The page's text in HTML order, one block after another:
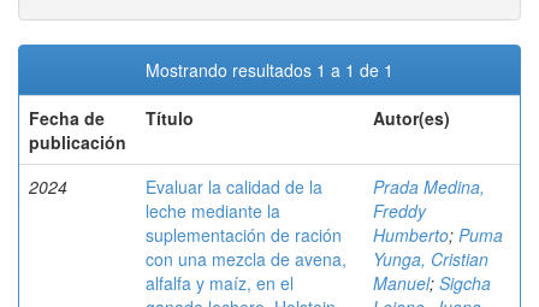
Mostrando resultados 1 a 1 de 1
Fecha de
publicación
Título Autor(es)
2024
Evaluar la calidad de la
leche mediante la
suplementación de ración
con una mezcla de avena,
alfalfa y maíz, en el
Prada Medina,
Freddy
Humberto; Puma
Yunga, Cristian
Manuel; Sigcha